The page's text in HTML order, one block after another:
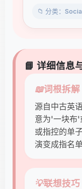
📁 分类：
📘 详细信息
📖词根拆解
源自中古英
意为'一块布'
或指控的单
演变成指名
💡联想技巧